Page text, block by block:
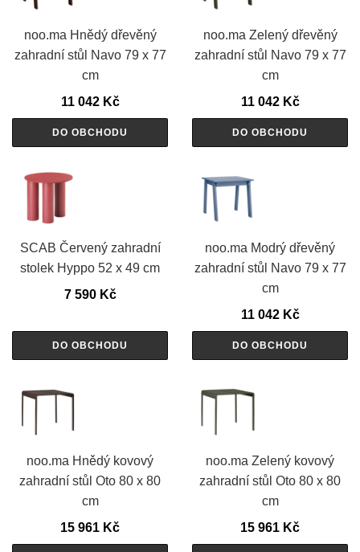
noo.ma Hnědý dřevěný
zahradní stůl Navo 79 x 77
cm
11 042 Kč
DO OBCHODU
noo.ma Zelený dřevěný
zahradní stůl Navo 79 x 77
cm
11 042 Kč
DO OBCHODU
SCAB Červený zahradní
stolek Hyppo 52 x 49 cm
7 590 Kč
DO OBCHODU
noo.ma Modrý dřevěný
zahradní stůl Navo 79 x 77
cm
11 042 Kč
DO OBCHODU
noo.ma Hnědý kovový
zahradní stůl Oto 80 x 80
cm
15 961 Kč
noo.ma Zelený kovový
zahradní stůl Oto 80 x 80
cm
15 961 Kč